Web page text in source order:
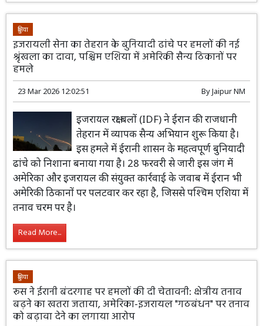
दुनिया
इजरायली सेना का तेहरान के बुनियादी ढांचे पर हमलों की नई
श्रृंखला का दावा, पश्चिम एशिया में अमेरिकी सैन्य ठिकानों पर
हमले
23 Mar 2026 12:02:51 ByJaipur NM
इजरायल रक्षा बलों (IDF) ने ईरान की राजधानी
तेहरान में व्यापक सैन्य अभियान शुरू किया है।
इस हमले में ईरानी शासन के महत्वपूर्ण बुनियादी
ढांचे को निशाना बनाया गया है। 28 फरवरी से जारी इस जंग में
अमेरिका और इजरायल की संयुक्त कार्रवाई के जवाब में ईरान भी
अमेरिकी ठिकानों पर पलटवार कर रहा है, जिससे पश्चिम एशिया में
तनाव चरम पर है।
Read More...
दुनिया
रूस ने ईरानी बंदरगाह पर हमलों की दी चेतावनी: क्षेत्रीय तनाव
बढ़ने का खतरा जताया, अमेरिका-इजरायल "गठबंधन" पर तनाव
को बढ़ावा देने का लगाया आरोप